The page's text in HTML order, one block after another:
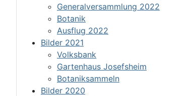
Generalversammlung 2022
Botanik
Ausflug 2022
Bilder 2021
Volksbank
Gartenhaus Josefsheim
Botaniksammeln
Bilder 2020